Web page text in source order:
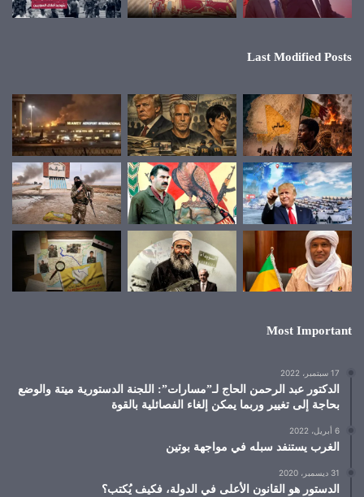
Last Modified Posts
Most Important
17 سبتمبر، 2022
الدكتور عبد الرحمن الحاج لـ”مسارات”: اللجنة الدستورية ميتة والوضع
بحاجة إلى تغيير وربما يمكن إلغاء الفصائلية بالقوة
6 أبريل، 2022
الغرب يستنفد سبله في مواجهة بوتين
31 ديسمبر، 2020
الدستور هو القانون الأعلى في الدولة، فكيف يُكتب؟